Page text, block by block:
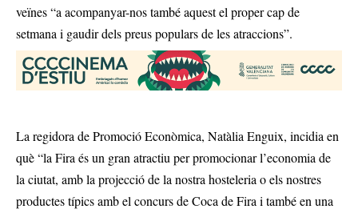
veïnes “a acompanyar-nos també aquest el proper cap de
setmana i gaudir dels preus populars de les atraccions”.
La regidora de Promoció Econòmica, Natàlia Enguix, incidia en
què “la Fira és un gran atractiu per promocionar l’economia de
la ciutat, amb la projecció de la nostra hosteleria o els nostres
productes típics amb el concurs de Coca de Fira i també en una